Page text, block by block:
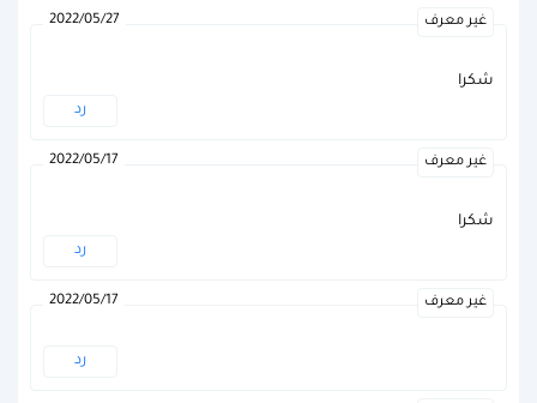
غير معرف 2022/05/27
شكرا
رد
غير معرف 2022/05/17
شكرا
رد
غير معرف 2022/05/17
رد